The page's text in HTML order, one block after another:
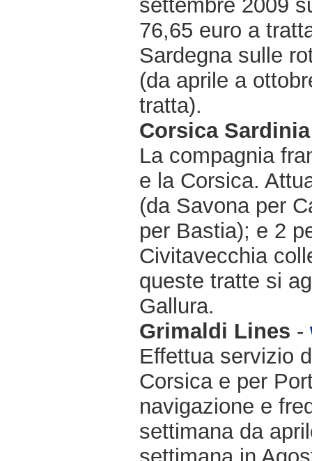
settembre 2009
76,65 euro a
Sardegna sulle
(da aprile a
tratta).
Corsica
La compagnia
e la Corsica.
(da Savona per
per Bastia); e 2
Civitavecchia
queste tratte si
Gallura.
Grimaldi Lines -
Effettua servizio
Corsica e per
navigazione e
settimana da